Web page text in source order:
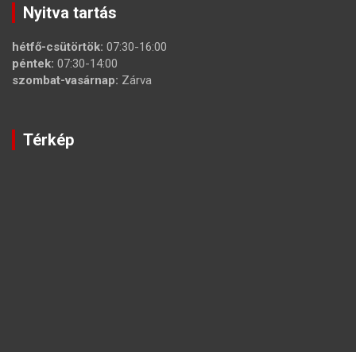
Nyitva tartás
hétfő-csütörtök: 07:30-16:00
péntek: 07:30-14:00
szombat-vasárnap: Zárva
Térkép